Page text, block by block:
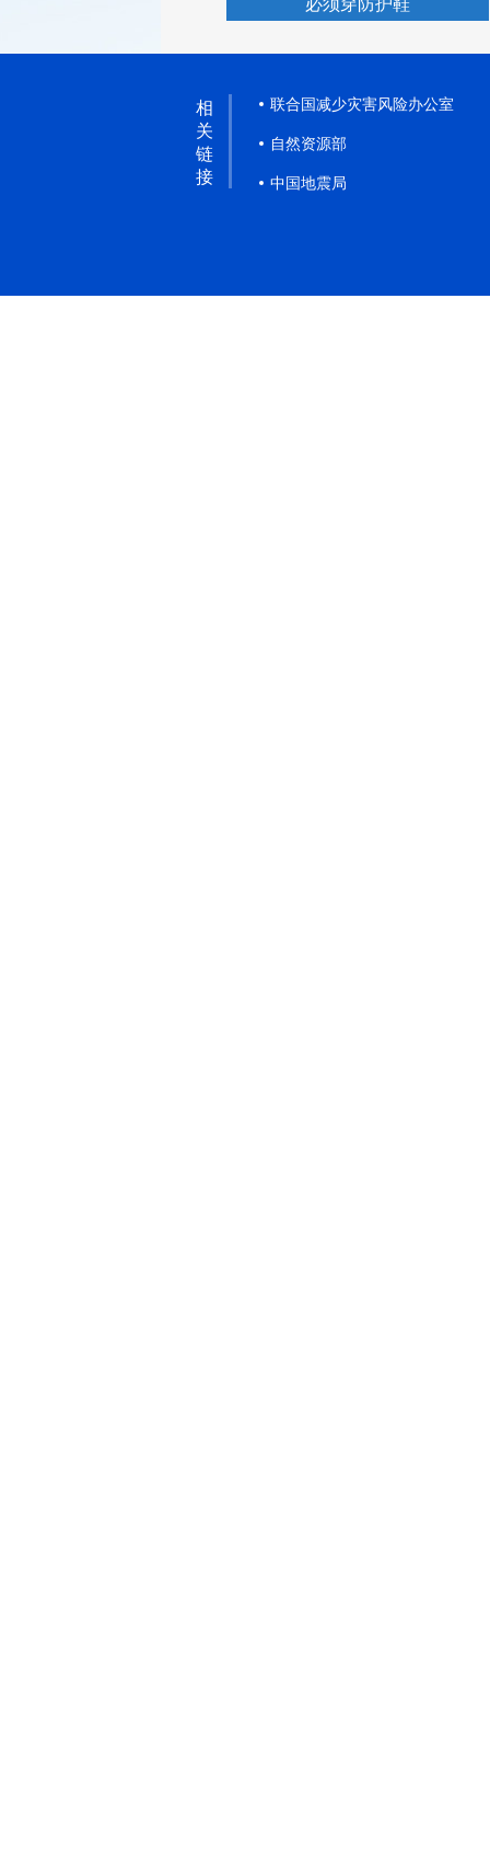
相
关
链
接
联合国减少灾害风险办公室
自然资源部
中国地震局